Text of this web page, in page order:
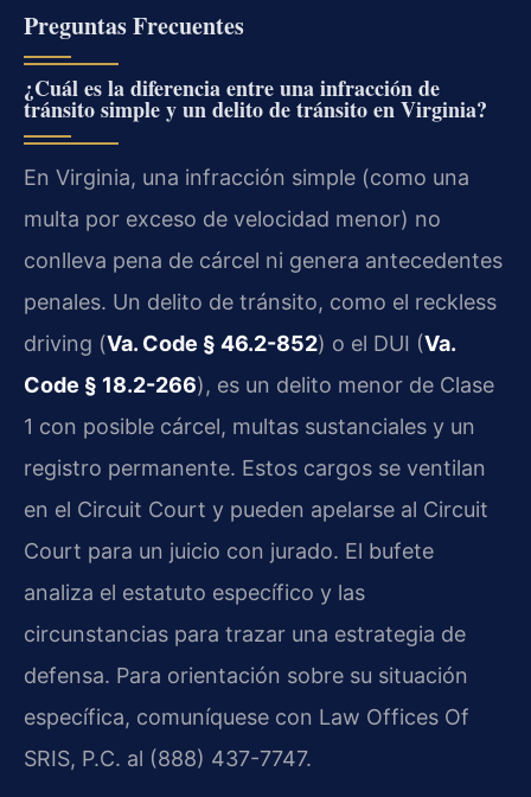
Preguntas Frecuentes
¿Cuál es la diferencia entre una infracción de
tránsito simple y un delito de tránsito en Virginia?
En Virginia, una infracción simple (como una
multa por exceso de velocidad menor) no
conlleva pena de cárcel ni genera antecedentes
penales. Un delito de tránsito, como el reckless
driving (Va. Code § 46.2-852) o el DUI (Va.
Code § 18.2-266), es un delito menor de Clase
1 con posible cárcel, multas sustanciales y un
registro permanente. Estos cargos se ventilan
en el Circuit Court y pueden apelarse al Circuit
Court para un juicio con jurado. El bufete
analiza el estatuto específico y las
circunstancias para trazar una estrategia de
defensa. Para orientación sobre su situación
específica, comuníquese con Law Offices Of
SRIS, P.C. al (888) 437-7747.